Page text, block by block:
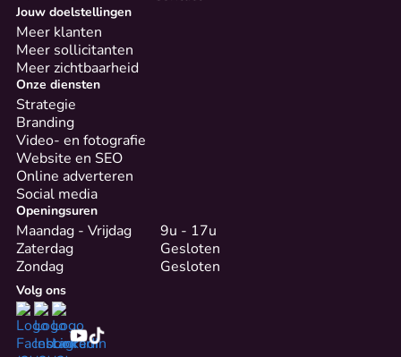
Volg ons
Openingsuren
Maandag - Vrijdag
Zaterdag
Zondag
9u - 17u
Gesloten
Gesloten
Onze diensten
Strategie
Branding
Video- en fotografie
Website en SEO
Online adverteren
Social media
Jouw doelstellingen
Meer klanten
Meer sollicitanten
Meer zichtbaarheid